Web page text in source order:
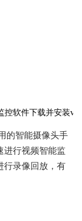
的智能摄像头手
进行视频智能监
行录像回放，有